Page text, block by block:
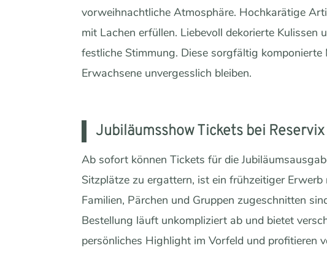
vorweihnachtliche Atmosphäre. Hochkarätige
mit Lachen erfüllen. Liebevoll dekorierte
festliche Stimmung. Diese sorgfältig
Erwachsene unvergesslich bleiben.
Jubiläumsshow Tickets bei
Ab sofort können Tickets für die
Sitzplätze zu ergattern, ist ein frühzeitiger
Familien, Pärchen und Gruppen zugeschnitten
Bestellung läuft unkompliziert ab und bietet
persönliches Highlight im Vorfeld und profitieren